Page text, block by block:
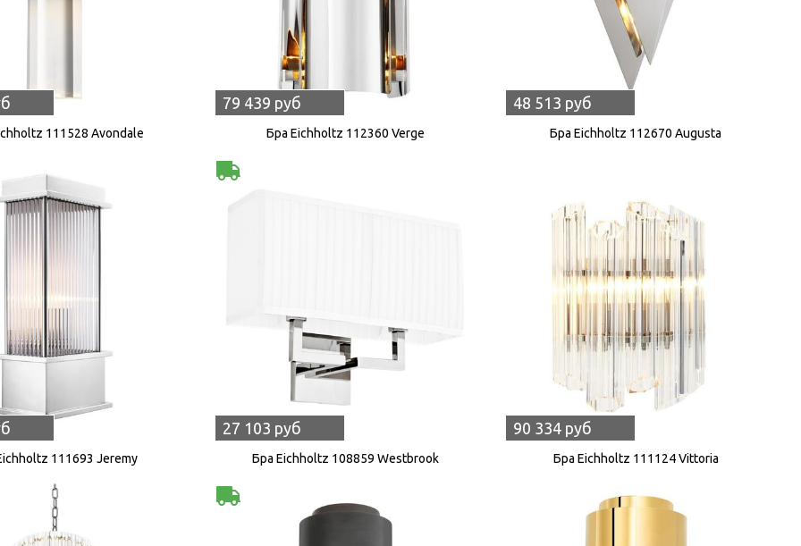
111528 Avondale
79 439 руб
Бра Eichholtz 112360 Verge
48 513 руб
Бра Eichholtz 112670 Augusta
111693 Jeremy
27 103 руб
Бра Eichholtz 108859 Westbrook
90 334 руб
Бра Eichholtz 111124 Vittoria